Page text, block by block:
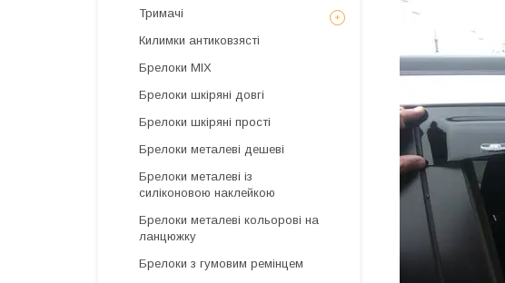
Тримачі
Килимки антиковзясті
Брелоки MIX
Брелоки шкіряні довгі
Брелоки шкіряні прості
Брелоки металеві дешеві
Брелоки металеві із
силіконовою наклейкою
Брелоки металеві кольорові на
ланцюжку
Брелоки з гумовим ремінцем